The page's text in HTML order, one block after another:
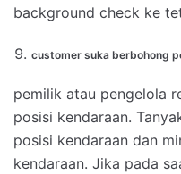
background check ke
customer suka berbohong
pemilik atau pengelola
posisi kendaraan.
posisi kendaraan dan
kendaraan. Jika pada